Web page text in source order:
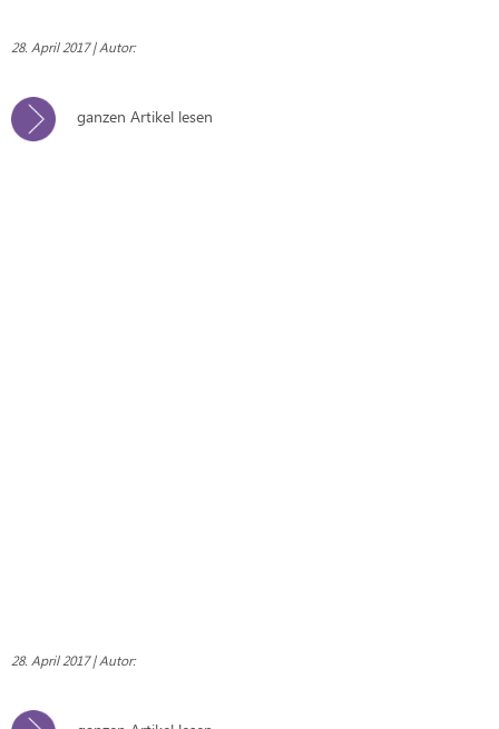
28. April 2017 | Autor:
ganzen Artikel lesen
28. April 2017 | Autor: